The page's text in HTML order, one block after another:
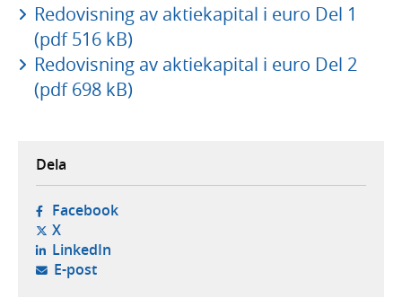
Redovisning av aktiekapital i euro Del 1
(pdf 516 kB)
Redovisning av aktiekapital i euro Del 2
(pdf 698 kB)
Dela
Facebook- öppnas i ny flik, extern webbplats,
X- öppnas i ny flik, extern webbplats,
LinkedIn- öppnas i ny flik, extern webbplats,
E-post- öppnar din e-postklient,